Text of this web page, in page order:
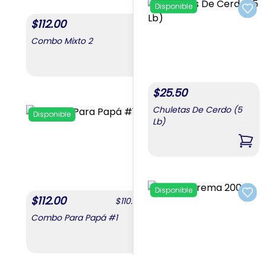
$112.00
Combo Mixto 2
Add to favorites
Disponible
$112.00 $110.00
unit
Combo Para Papá #1
Disponible
$112.00
Add
Disponible
$25.50
Chuletas De Cerdo (5
Lb)
,
Add
Disponible